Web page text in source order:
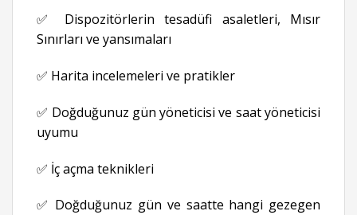
✅ Dispozitörlerin tesadüfi asaletleri, Mısır
Sınırları ve yansımaları
✅ Harita incelemeleri ve pratikler
✅ Doğduğunuz gün yöneticisi ve saat yöneticisi
uyumu
✅ İç açma teknikleri
✅ Doğduğunuz gün ve saatte hangi gezegen